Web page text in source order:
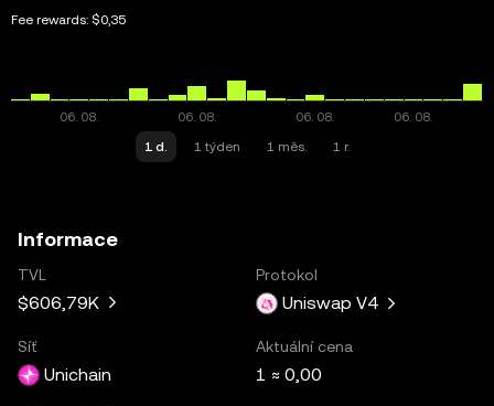
Fee rewards: $0,35
1 d. 1 týden 1 měs. 1 r.
Informace
TVL
$606,79K
Protokol
Uniswap V4
Síť
Unichain
Aktuální cena
1 ≈ 0,00